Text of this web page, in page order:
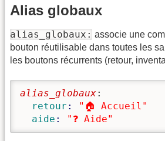
Alias globaux
alias_globaux: associe une
bouton réutilisable dans toutes les
les boutons récurrents (retour,
alias_globaux:
  retour
:
"🏠 Accueil"
  aide
: "❓ Aide"